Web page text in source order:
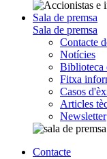
Sala de premsa
Sala de premsa
Contacte
Notícies
Biblioteca
Fitxa
Casos
Articles
Newsletter
Contacte